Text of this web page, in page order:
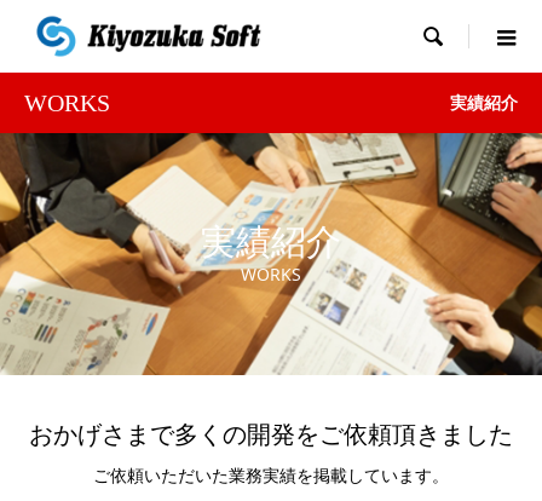

WORKS 実績紹介
実績紹介
WORKS
おかげさまで多くの開発をご依頼頂きました
ご依頼いただいた業務実績を掲載しています。